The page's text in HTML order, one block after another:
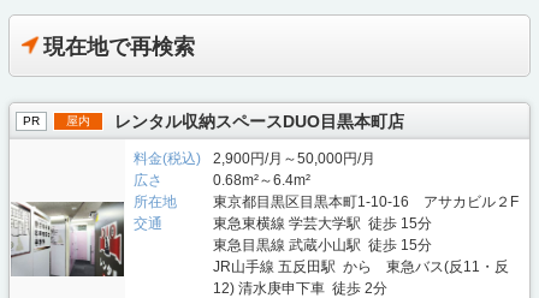
現在地で再検索
PR 屋内 レンタル収納スペースDUO目黒本町店
料金(税込)
2,900円/月～50,000円/月
広さ
0.68m²～6.4m²
所在地
東京都目黒区目黒本町1-10-16 アサカビル２F
交通
東急東横線 学芸大学駅 徒歩 15分
東急目黒線 武蔵小山駅 徒歩 15分
JR山手線 五反田駅 から 東急バス(反11・反
12) 清水庚申下車 徒歩 2分